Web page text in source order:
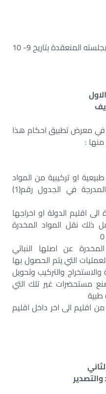
بناء على ما اقره مجلس الشعب بجلسته المنعقدة بتاريخ 9- 10
في معرض تطبيق احكام هذا
:
او تركيبية من المواد
المخدرة او المؤثرات العقلية المدرجة في الجدول رقم(1)
اقليم الدولة او اخراجها
ذلك نقل المواد المخدرة
عن اصلها النباتي
التي يتم الحصول بها
والتركيب وتحويل
مستحضرات غير تلك التي
طبية
اقليم الى اخر داخل اقليم
والتصدير